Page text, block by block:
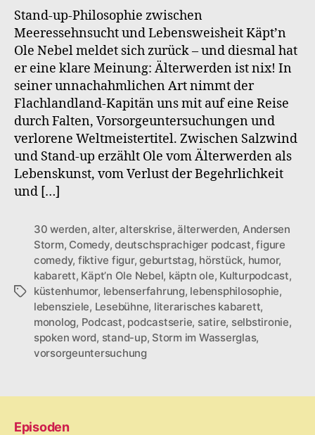
Stand-up-Philosophie zwischen
Meeressehnsucht und Lebensweisheit Käpt’n
Ole Nebel meldet sich zurück – und diesmal hat
er eine klare Meinung: Älterwerden ist nix! In
seiner unnachahmlichen Art nimmt der
Flachlandland-Kapitän uns mit auf eine Reise
durch Falten, Vorsorgeuntersuchungen und
verlorene Weltmeistertitel. Zwischen Salzwind
und Stand-up erzählt Ole vom Älterwerden als
Lebenskunst, vom Verlust der Begehrlichkeit
und […]
Schlagwörter
30 werden,alter,alterskrise,älterwerden, Andersen
Storm, Comedy,deutschsprachiger podcast,figure
comedy, fiktive figur,geburtstag, hörstück, humor,
kabarett, Käpt’n Ole Nebel, käptn ole, Kulturpodcast,
küstenhumor, lebenserfahrung, lebensphilosophie,
lebensziele, Lesebühne, literarisches kabarett,
monolog, Podcast, podcastserie, satire, selbstironie,
spoken word, stand-up, Storm im Wasserglas,
vorsorgeuntersuchung
Episoden